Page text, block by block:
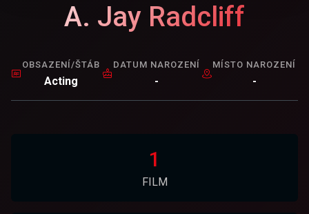
A. Jay Radcliff
OBSAZENÍ/ŠTÁB
Acting
DATUM NAROZENÍ
-
MÍSTO NAROZENÍ
-
1
FILM